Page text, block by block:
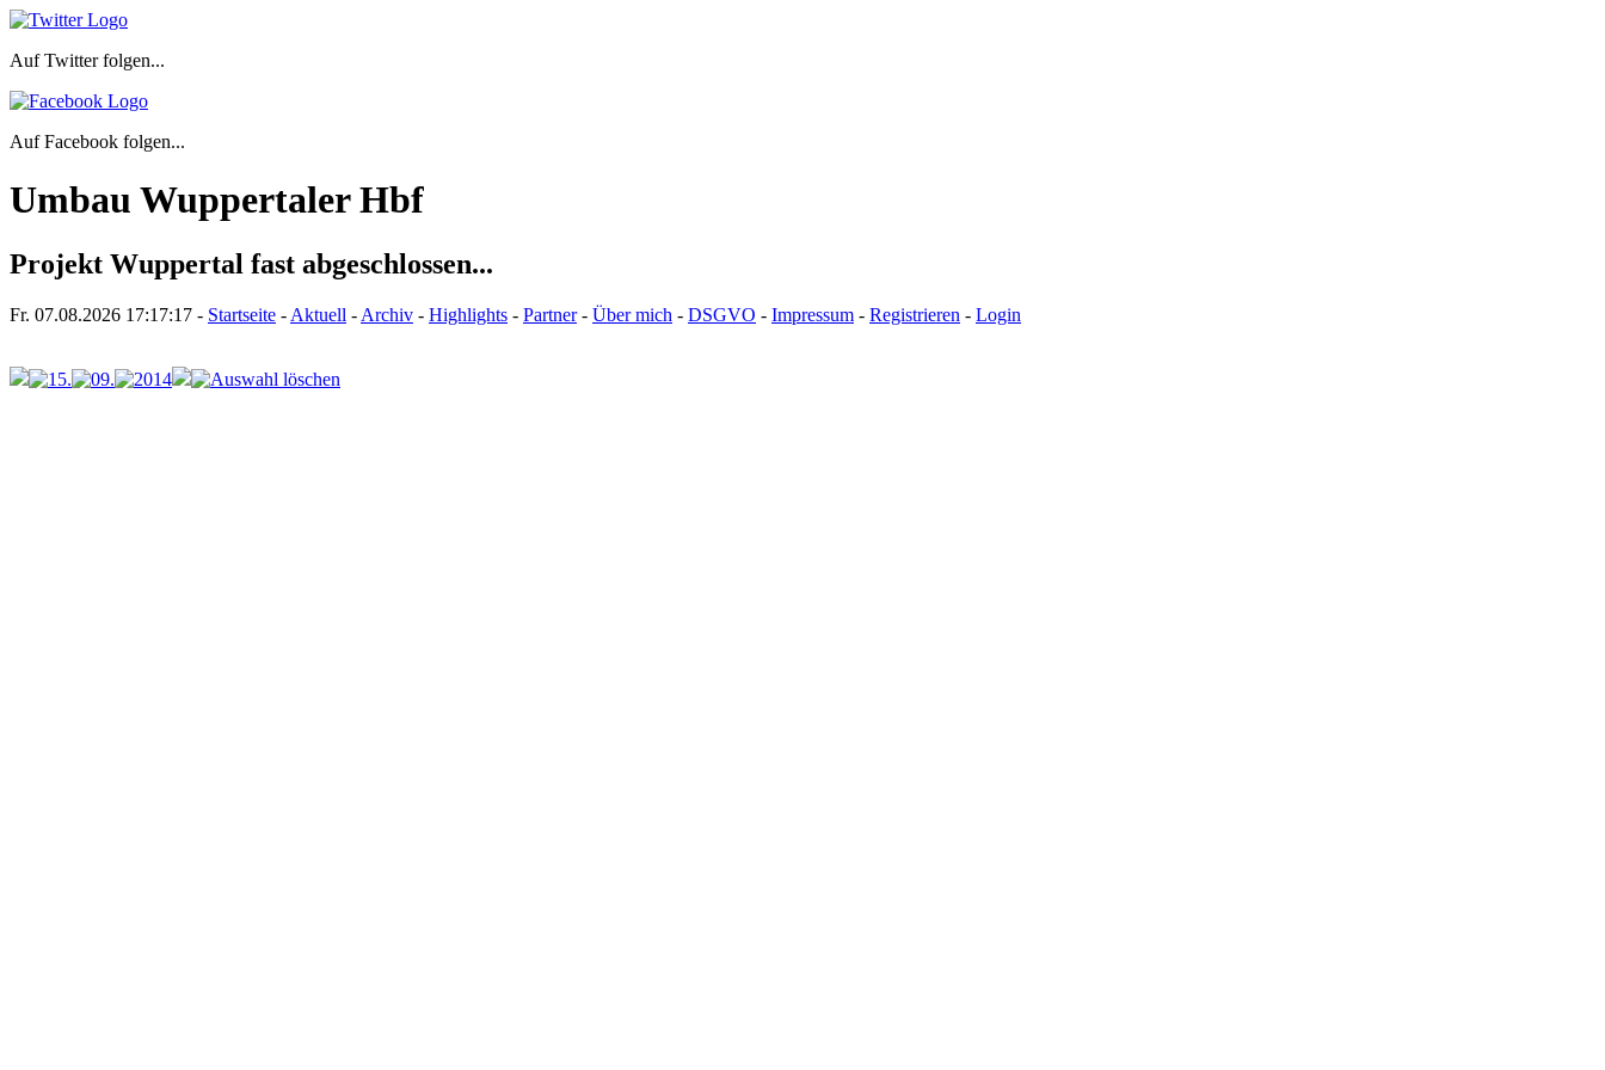
Auf Twitter folgen...
Auf Facebook folgen...
Umbau Wuppertaler Hbf
Projekt Wuppertal fast abgeschlossen...
Fr. 07.08.2026 17:17:17 - Startseite - Aktuell - Archiv - Highlights - Partner- Über mich - DSGVO - Impressum - Registrieren - Login